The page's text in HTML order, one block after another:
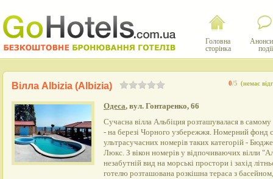
Головна
сторінка
події
0/5 (немає
Вілла Albizia (Albizia)
Одеса, вул. Гонтаренко, 66
Сучасна вілла Альбіция розташувалася в
- на березі Чорного узбережжя. Номерний фонд
ультрасучасних номерів таких категорій -
Люкс. З вікон номерів у відпочиваючих вілли
незабутній вид на морські простори і захід
готелю розташована розкішна тераса з